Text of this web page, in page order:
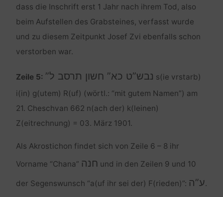
dass die Inschrift erst 1 Jahr nach ihrem Tod, also
beim Aufstellen des Grabsteines, verfasst wurde
und zu diesem Zeitpunkt Josef Zvi ebenfalls schon
verstorben war.
Zeile 5: נבש”ט כא” חשון תרסב ל” s(ie vrstarb)
i(in) g(utem) R(uf) (wörtl.: “mit gutem Namen”) am
21. Cheschvan 662 n(ach der) k(leinen)
Z(eitrechnung) = 03. März 1901.
Als Akrostichon findet sich von Zeile 6 – 8 ihr
Vorname “Chana” חנה und in den Zeilen 9 und 10
der Segenswunsch “a(uf ihr sei der) F(rieden)”: ע”ה.